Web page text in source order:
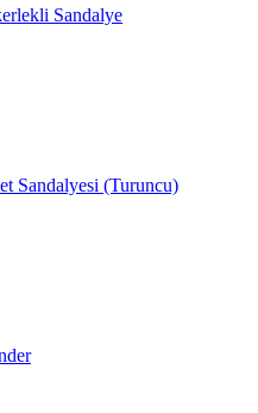
Sandalye
Sandalyesi (Turuncu)